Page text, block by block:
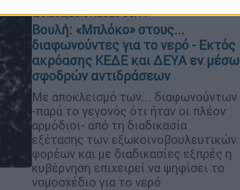
Ελλάδα|28.07.2026 06:11
Βουλή: «Μπλόκο» στους...
διαφωνούντες για το νερό - Εκτός
ακρόασης ΚΕΔΕ και ΔΕΥΑ εν μέσω
σφοδρών αντιδράσεων
Με αποκλεισμό των... διαφωνούντων
-παρά το γεγονός ότι ήταν οι πλέον
αρμόδιοι- από τη διαδικασία
εξέτασης των εξωκοινοβουλευτικών
φορέων και με διαδικασίες εξπρές η
κυβέρνηση επιχειρεί να ψηφίσει το
νομοσχέδιο για το νερό